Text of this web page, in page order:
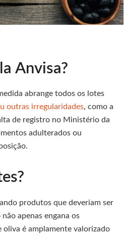
Anvisa?
abrange todos os lotes
outras irregularidades, como a
de registro no Ministério da
adulterados ou
produtos que deveriam ser
apenas engana os
oliva é amplamente valorizado